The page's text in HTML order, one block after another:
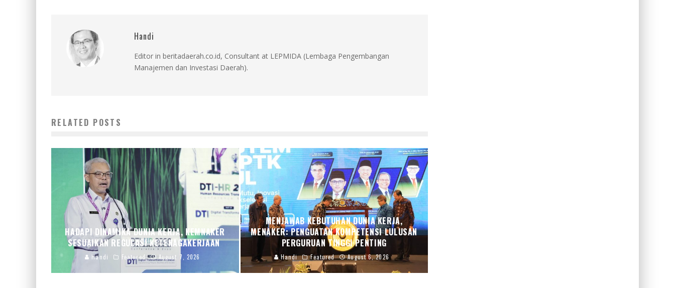
Handi
Editor in beritadaerah.co.id, Consultant at LEPMIDA (Lembaga Pengembangan
Manajemen dan Investasi Daerah).
RELATED POSTS
HADAPI DINAMIKA DUNIA KERJA, KEMNAKER
SESUAIKAN REGULASI KETENAGAKERJAAN
Handi Featured August 7, 2026
MENJAWAB KEBUTUHAN DUNIA KERJA,
MENAKER: PENGUATAN KOMPETENSI LULUSAN
PERGURUAN TINGGI PENTING
Handi Featured August 6, 2026